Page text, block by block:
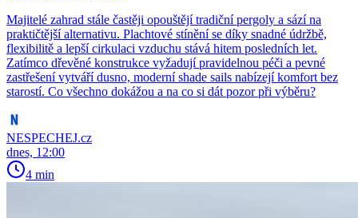
Majitelé zahrad stále častěji opouštějí tradiční pergoly a sází na
praktičtější alternativu. Plachtové stínění se díky snadné údržbě,
flexibilitě a lepší cirkulaci vzduchu stává hitem posledních let.
Zatímco dřevěné konstrukce vyžadují pravidelnou péči a pevné
zastřešení vytváří dusno, moderní shade sails nabízejí komfort bez
starostí. Co všechno dokážou a na co si dát pozor při výběru?
NESPECHEJ.cz
dnes, 12:00
4 min